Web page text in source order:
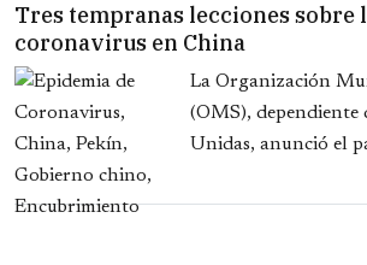
Tres tempranas lecciones sobre
coronavirus en China
La Organización
(OMS), dependiente
Unidas, anunció el